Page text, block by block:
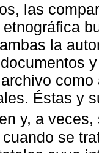
las
la
Éstas y
y, a veces,
se